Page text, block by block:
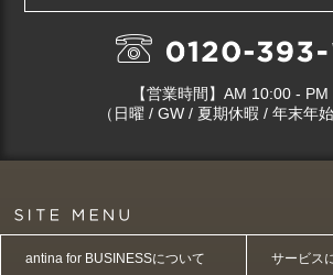
【営業時間】AM 10:00 -
（日曜 / GW / 夏期休暇 / 年末年始
antina for BUSINESSについて サービス